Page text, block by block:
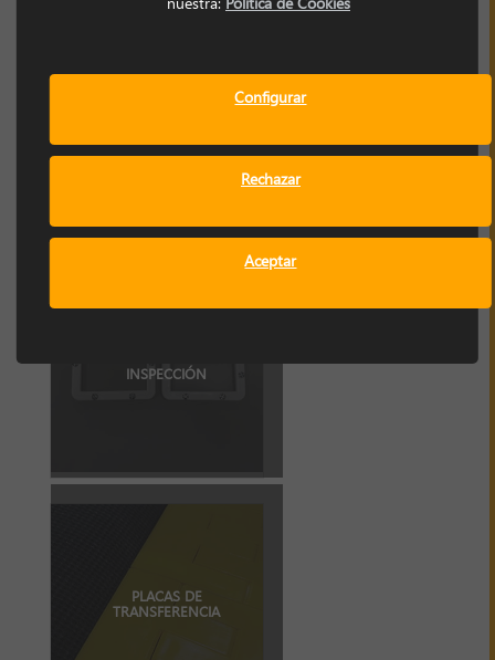
INSPECCIÓN
PLACAS DE
TRANSFERENCIA
Configurar
Rechazar
Aceptar